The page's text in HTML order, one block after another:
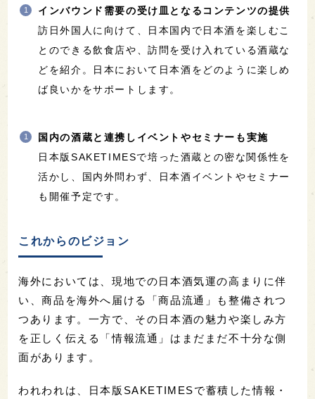
インバウンド需要の受け皿となるコンテンツの提供
訪日外国人に向けて、日本国内で日本酒を楽しむこ
とのできる飲食店や、訪問を受け入れている酒蔵な
どを紹介。日本において日本酒をどのように楽しめ
ば良いかをサポートします。
国内の酒蔵と連携しイベントやセミナーも実施
日本版SAKETIMESで培った酒蔵との密な関係性を
活かし、国内外問わず、日本酒イベントやセミナー
も開催予定です。
これからのビジョン
海外においては、現地での日本酒気運の高まりに伴
い、商品を海外へ届ける「商品流通」も整備されつ
つあります。一方で、その日本酒の魅力や楽しみ方
を正しく伝える「情報流通」はまだまだ不十分な側
面があります。
われわれは、日本版SAKETIMESで蓄積した情報・